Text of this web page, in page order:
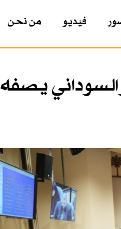
فيديو من نحن
يصفه